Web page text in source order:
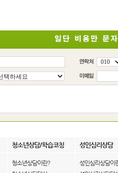
청소년상담/학습코칭 성인심리상담
청소년상담이란?
성인심리상담이